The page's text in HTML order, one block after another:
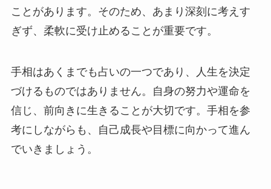
ことがあります。そのため、あまり深刻に考えす
ぎず、柔軟に受け止めることが重要です。
手相はあくまでも占いの一つであり、人生を決定
づけるものではありません。自身の努力や運命を
信じ、前向きに生きることが大切です。手相を参
考にしながらも、自己成長や目標に向かって進ん
でいきましょう。